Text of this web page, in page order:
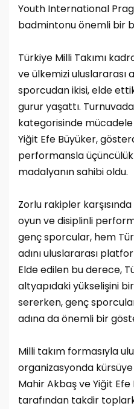
Youth International
badmintonu önemli bir
Türkiye Milli Takımı
ve ülkemizi
sporcudan ikisi, elde
gurur yaşattı.
kategorisinde
Yiğit Efe Büyüker,
performansla
madalyanın sahibi oldu.
Zorlu rakipler
oyun ve disiplinli
genç sporcular, hem
adını uluslararası
Elde edilen bu derece,
altyapıdaki yükselişini
sererken, genç
adına da önemli bir
Milli takım formasıyla
organizasyonda
Mahir Akbaş ve Yiğit
tarafından takdir